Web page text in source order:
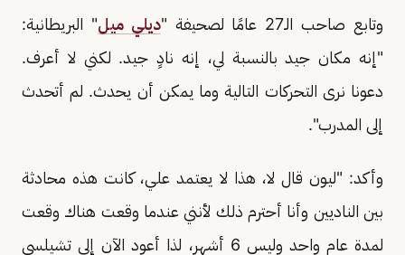
وتابع صاحب الـ27 عامًا لصحيفة " ديلي ميل" البريطانية:
"إنه مكان جيد بالنسبة لي، إنه نادٍ جيد. لكني لا أعرف.
دعونا نرى التحركات التالية وما يمكن أن يحدث. لم أتحدث
إلى المدرب".
وأكد: "ليون قال لا، هذا لا يعتمد علي، كانت هذه محادثة
بين الناديين وأنا أحترم ذلك لأنني عندما وقعت هناك وقعت
لمدة عام واحد وليس 6 أشهر، لذا أعود الآن إلى تشيلسي